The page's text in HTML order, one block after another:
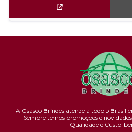
A Osasco Brindes atende a todo o Brasil
Sempre temos promoções e novidades,
Qualidade e Custo-